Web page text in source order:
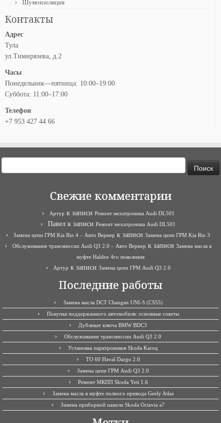
Шумоизоляция
Контакты
Адрес
Тула
ул.Тимирязева, д.2
Часы
Понедельник—пятница: 10:00–19:00
Суббота: 11:00–17:00
Телефон
+7 953 427 44 66
Свежие комментарии
Артур к записи Ремонт мехатроника Audi DL501
Павел к записи Ремонт мехатроника Audi DL501
Замена цепи ГРМ Kia Rio 4 – Авто Вернер к записи Замена цепи ГРМ Kia Rio 3
Обслуживание трансмиссии Audi Q3 2.0 – Авто Вернер к записи Замена масла в
муфте Haldex 4го поколения
Артур к записи Замена цепи ГРМ Audi Q3 2.0
Последние работы
Замена масла DCT Changan UNI-S (CS55)
Покупка поддержанного автомобиля: основные советы
Дубликат ключа BMW BDC3
Обслуживание трансмиссии Audi Q3 2.0
Установка парктроников Skoda Karoq
ТО 60 Haval Dargo 2.0
Замена цепи ГРМ Audi Q3 2.0
Ремонт МКПП Skoda Yeti 1.6
Замена масла в муфте полного привода Geely Atlas
Замена приборной панели Skoda Octavia a7